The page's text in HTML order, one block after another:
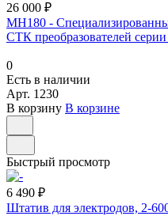
26 000 ₽
MH180 -
СТК преобразователей
0
Есть в наличии
Арт. 1230
В корзину В корзине
Быстрый просмотр
6 490 ₽
Штатив для электродов, 2-